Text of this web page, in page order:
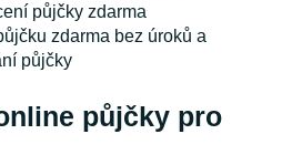
půjčky zdarma
zdarma bez úroků a
půjčky
půjčky pro